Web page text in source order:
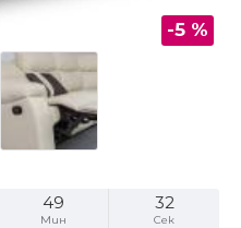
-5 %
49
Мин
32
Сек